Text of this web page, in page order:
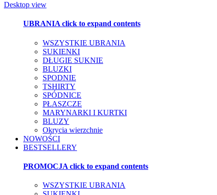
Desktop view
UBRANIAclick to expand contents
WSZYSTKIE UBRANIA
SUKIENKI
DŁUGIE SUKNIE
BLUZKI
SPODNIE
TSHIRTY
SPÓDNICE
PŁASZCZE
MARYNARKI I KURTKI
BLUZY
Okrycia wierzchnie
NOWOŚCI
BESTSELLERY
PROMOCJA click to expand contents
WSZYSTKIE UBRANIA